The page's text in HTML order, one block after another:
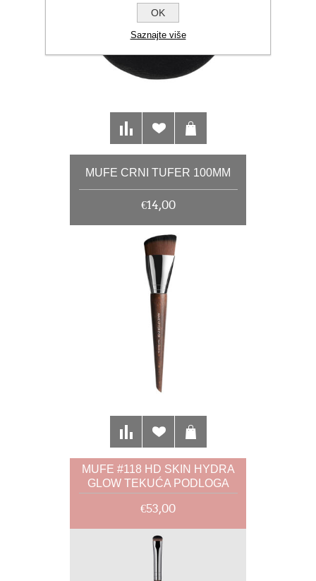
MUFE CRNI TUFER 100MM
€14,00
MUFE #118 HD SKIN HYDRA
GLOW TEKUĆA PODLOGA
€53,00
OK
Saznajte više